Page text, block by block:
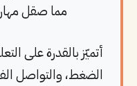
مما صقل
أتميّز بالقدرة على
الضغط، والتواصل